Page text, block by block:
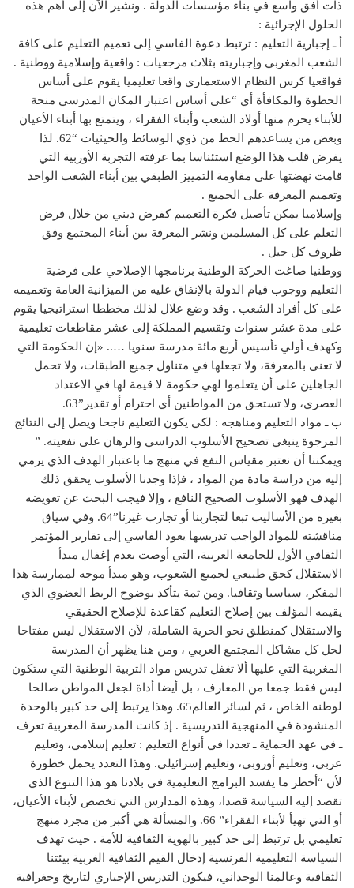
ذات أفق واسع في بناء مؤسسات الدولة . ونشير الآن إلى أهم هذه
الحلول الإجرائية :
أ ـ إجبارية التعليم : ترتبط دعوة الفاسي إلى تعميم التعليم على كافة
الشعب المغربي وإجباريته بثلاث مرجعيات : واقعية وإسلامية ووطنية .
فواقعيا كرس النظام الاستعماري واقعا تعليميا يقوم على أساس
الحظوة والمكافأة أي “على أساس اعتبار المكان المدرسي منحة
للأبناء يحرم منها أولاد الشعب وأبناء الفقراء ، ويتمتع بها أبناء الأعيان
وبعض من يساعدهم الحظ من ذوي الوسائط والحيثيات “62. لذا
يفرض قلب هذا الوضع استئناسا بما عرفته التجربة الأوربية التي
قامت نهضتها على مقاومة التمييز الطبقي بين أبناء الشعب الواحد
وتعميم المعرفة على الجميع .
وإسلاميا يمكن تأصيل فكرة التعميم كفرض ديني من خلال فرض
التعلم على كل المسلمين ونشر المعرفة بين أبناء المجتمع وفق
ظروف كل جيل .
ووطنيا صاغت الحركة الوطنية برنامجها الإصلاحي على فرضية
التعليم ووجوب قيام الدولة بالإنفاق عليه من الميزانية العامة وتعميمه
على كل أفراد الشعب . وقد وضع علال لذلك مخططا استراتيجيا يقوم
على مدة عشر سنوات وتقسيم المملكة إلى عشر مقاطعات تعليمية
وكهدف أولي تأسيس أربع مائة مدرسة سنويا ….. «إن الحكومة التي
لا تعنى بالمعرفة، ولا تجعلها في متناول جميع الطبقات، ولا تحمل
الجاهلين على أن يتعلموا لهي حكومة لا قيمة لها في الاعتداد
العصري، ولا تستحق من المواطنين أي احترام أو تقدير”63.
ب ـ مواد التعليم ومناهجه : لكي يكون التعليم ناجحا ويصل إلى النتائج
المرجوة ينبغي تصحيح الأسلوب الدراسي والرهان على نفعيته. ”
ويمكننا أن نعتبر مقياس النفع في منهج ما باعتبار الهدف الذي يرمي
إليه من دراسة مادة من المواد ، فإذا وجدنا الأسلوب يحقق ذلك
الهدف فهو الأسلوب الصحيح النافع ، وإلا فيجب البحث عن تعويضه
بغيره من الأساليب تبعا لتجاربنا أو تجارب غيرنا”64. وفي سياق
مناقشته للمواد الواجب تدريسها يعود الفاسي إلى تقارير المؤتمر
الثقافي الأول للجامعة العربية، التي أوصت بعدم إغفال مبدأ
الاستقلال كحق طبيعي لجميع الشعوب، وهو مبدأ موجه لممارسة هذا
المفكر، سياسيا وثقافيا. ومن ثمة يتأكد بوضوح الربط العضوي الذي
يقيمه المؤلف بين إصلاح التعليم كقاعدة للإصلاح الحقيقي
والاستقلال كمنطلق نحو الحرية الشاملة، لأن الاستقلال ليس مفتاحا
لحل كل مشاكل المجتمع العربي ، ومن هنا يظهر أن المدرسة
المغربية التي عليها ألا تغفل تدريس مواد التربية الوطنية التي ستكون
ليس فقط جمعا من المعارف ، بل أيضا أداة لجعل المواطن صالحا
لوطنه الخاص ، ثم لسائر العالم65. وهذا يرتبط إلى حد كبير بالوحدة
المنشودة في المنهجية التدريسية . إذ كانت المدرسة المغربية تعرف
ـ في عهد الحماية ـ تعددا في أنواع التعليم : تعليم إسلامي، وتعليم
عربي، وتعليم أوروبي، وتعليم إسرائيلي. وهذا التعدد يحمل خطورة
لأن “أخطر ما يفسد البرامج التعليمية في بلادنا هو هذا التنوع الذي
تقصد إليه السياسة قصدا، وهذه المدارس التي تخصص لأبناء الأعيان،
أو التي تهيأ لأبناء الفقراء” 66. والمسألة هي أكبر من مجرد منهج
تعليمي بل ترتبط إلى حد كبير بالهوية الثقافية للأمة . حيث تهدف
السياسة التعليمية الفرنسية إدخال القيم الثقافية الغربية بيئتنا
الثقافية وعالمنا الوجداني، فيكون التدريس الإجباري لتاريخ وجغرافية